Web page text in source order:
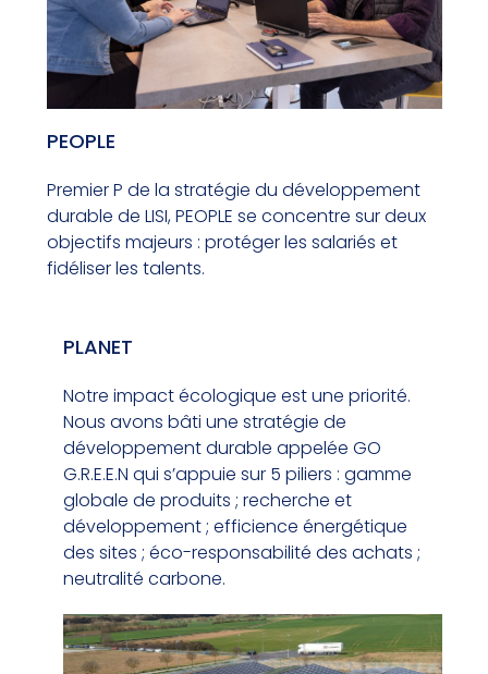
PEOPLE
Premier P de la stratégie du développement
durable de LISI, PEOPLE se concentre sur deux
objectifs majeurs : protéger les salariés et
fidéliser les talents.
PLANET
Notre impact écologique est une priorité.
Nous avons bâti une stratégie de
développement durable appelée GO
G.R.E.E.N qui s’appuie sur 5 piliers : gamme
globale de produits ; recherche et
développement ; efficience énergétique
des sites ; éco-responsabilité des achats ;
neutralité carbone.